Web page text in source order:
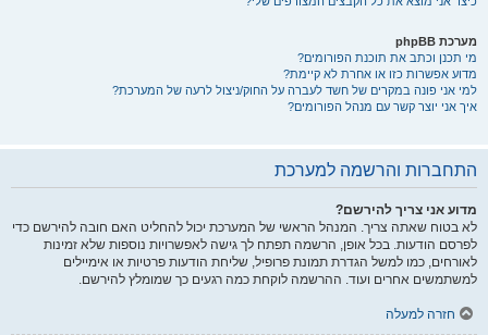
מערכת phpBB
מי תכנן וכתב את תוכנת הפורומים?
מדוע אפשרות כזו או אחרת לא קיימת?
למי אני פונה במקרים של חשד לעברה על החוק/ניצול לרעה של המערכת?
איך אני יוצר קשר עם מנהל הפורומים?
התחברות והרשמה למערכת
מדוע אני צריך להירשם?
לא בטוח שאתה צריך. המנהל הראשי של המערכת יכול להחליט האם חובה להירשם כדי
לפרסם הודעות. בכל אופן, הרשמה תפתח לך גישה לאפשרויות נוספות שלא זמינות
לאורחים, כמו למשל הגדרת תמונת פרופיל, שליחת הודעות פרטיות או אימיילים
למשתמשים אחרים ועוד. ההרשמה לוקחת כמה רגעים כך שמומלץ להירשם.
חזרה למעלה